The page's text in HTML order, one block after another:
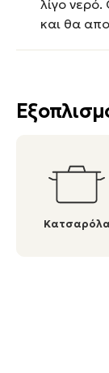
Κατσαρόλα
λίγο
και θα